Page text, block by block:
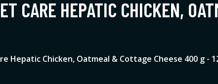
CARE HEPATIC CHICKEN,
Hepatic Chicken, Oatmeal & Cottage Cheese 400 g -